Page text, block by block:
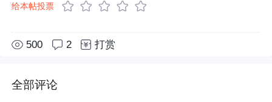
给本帖投票
500 2 打赏
全部评论